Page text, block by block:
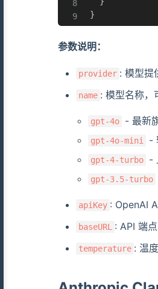
}
参数说明：
provider : 模型提
name : 模型名称，
gpt-4o - 最新
gpt-4o-mini -
gpt-4-turbo -
gpt-3.5-turbo
apiKey : OpenAI
baseURL : API 端
temperature : 温